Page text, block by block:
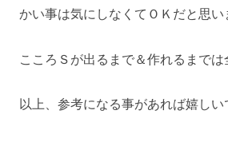
かい事は気にしなくてＯＫだと思い
こころＳが出るまで＆作れるまでは
以上、参考になる事があれば嬉しい